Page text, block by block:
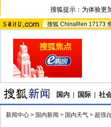
搜狐提示：为体验更
搜狐 ChinaRen 17173
国内 | 国际 | 社
新闻中心 > 国内新闻 > 国内天气 > 超强